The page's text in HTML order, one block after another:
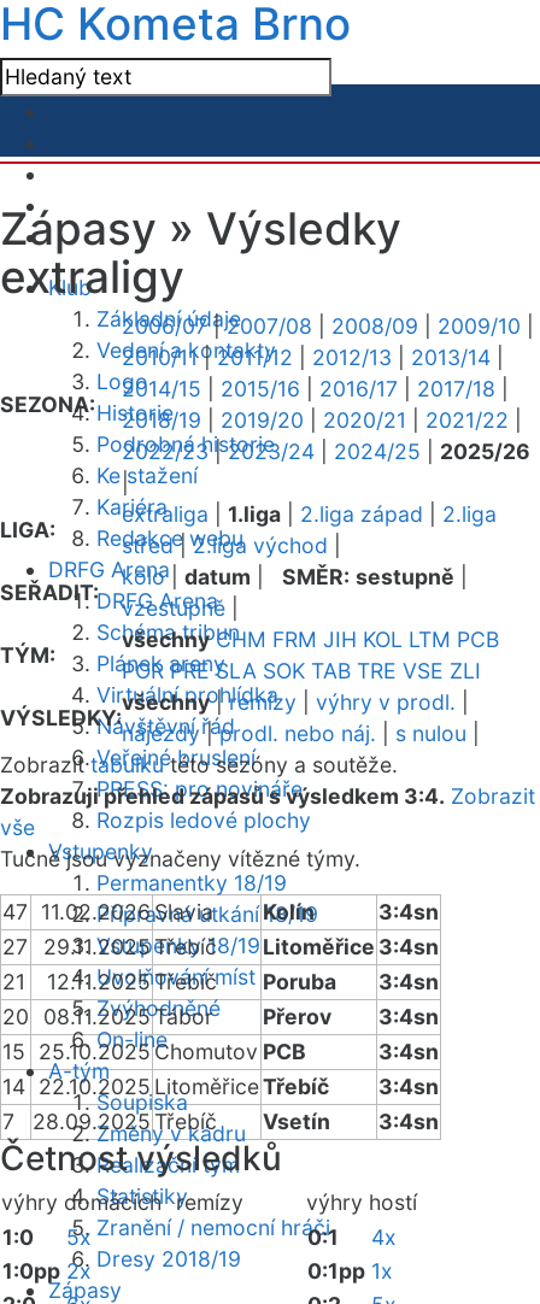
HC Kometa Brno
Klub
Základní údaje
Vedení a kontakty
Logo
Historie
Podrobná historie
Ke stažení
Kariéra
Redakce webu
DRFG Arena
DRFG Arena
Schéma tribun
Plánek areny
Virtuální prohlídka
Návštěvní řád
Veřejné bruslení
PRESS: pro novináře
Rozpis ledové plochy
Vstupenky
Permanentky 18/19
Přípravná utkání 18/19
Vstupenky 18/19
Uvolňování míst
Zvýhodněné
On-line
A-tým
Soupiska
Změny v kádru
Realizační tým
Statistiky
Zranění / nemocní hráči
Dresy 2018/19
Zápasy
Zápasy » Výsledky
extraligy
SEZONA:
2006/07|2007/08 2008/09 2009/10
2010/11|2011/12 2012/13 2013/14
2014/15
2015/16 2016/17 2017/18
2018/19
2019/20 2020/21 2021/22
2022/23|2023/24 2024/25
2025/26
|
LIGA:
extraliga 1.liga 2.liga západ
2.liga
střed|2.liga východ
SEŘADIT:
kolo| datum SMĚR: sestupně
vzestupně
TÝM:
všechny CHM FRM JIH KOL LTM PCB
POR PRE SLA SOK TAB TRE VSE ZLI
VÝSLEDKY:
všechny|remízy výhry v prodl.
nájezdy|prodl. nebo náj. s nulou
Zobrazittabulkutéto sezóny a soutěže.
Zobrazuji přehled zápasů s výsledkem 3:4. Zobrazit
vše
Tučně jsou vyznačeny vítězné týmy.
47 11.02.2026Slavia Kolín
3:4sn
27
29.11.2025Třebíč Litoměřice 3:4sn
21
12.11.2025Třebíč Poruba
3:4sn
20
08.11.2025Tábor Přerov
3:4sn
15
25.10.2025 Chomutov PCB
3:4sn
14 22.10.2025 LitoměřiceTřebíč
3:4sn
7
28.09.2025Třebíč Vsetín 3:4sn
Četnost výsledků
výhry domácíchremízy výhry hostí
1:0
5x
1:0pp 2x
0:1
4x
0:1pp 1x